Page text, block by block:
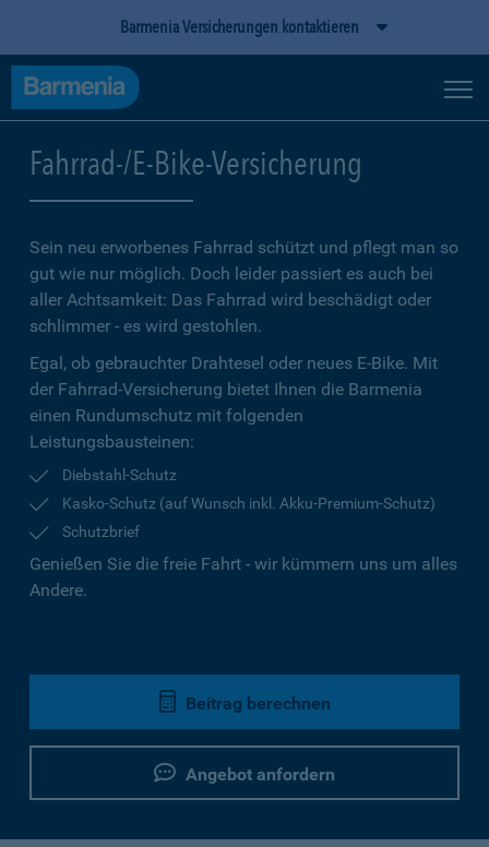
Barmenia Versicherungen kontaktieren
Fahrrad-/E-Bike-Versicherung
Sein neu erworbenes Fahrrad schützt und pflegt man so
gut wie nur möglich. Doch leider passiert es auch bei
aller Achtsamkeit: Das Fahrrad wird beschädigt oder
schlimmer - es wird gestohlen.
Egal, ob gebrauchter Drahtesel oder neues E-Bike. Mit
der Fahrrad-Versicherung bietet Ihnen die Barmenia
einen Rundumschutz mit folgenden
Leistungsbausteinen:
Diebstahl-Schutz
Kasko-Schutz (auf Wunsch inkl. Akku-Premium-Schutz)
Schutzbrief
Genießen Sie die freie Fahrt - wir kümmern uns um alles
Andere.
Beitrag berechnen
Angebot anfordern